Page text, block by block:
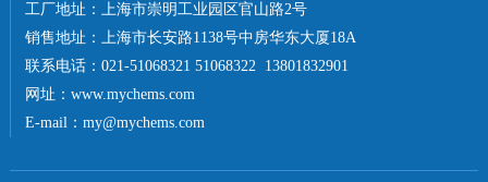
工厂地址：上海市崇明工业园区官山路2号
销售地址：上海市长安路1138号中房华东大厦18A
联系电话：021-51068321 51068322 13801832901
网址： www.mychems.com
E-mail： my@mychems.com